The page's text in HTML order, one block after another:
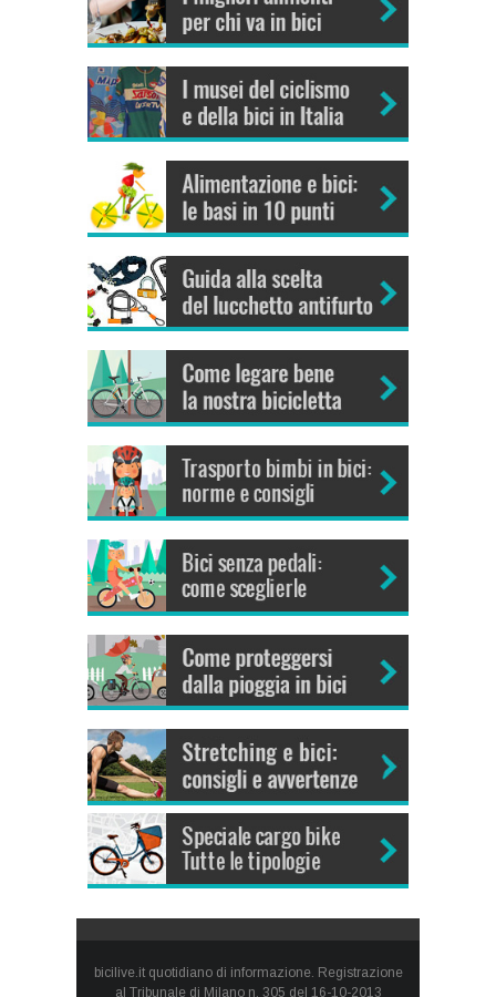
bicilive.it quotidiano di informazione. Registrazione
al Tribunale di Milano n. 305 del 16-10-2013